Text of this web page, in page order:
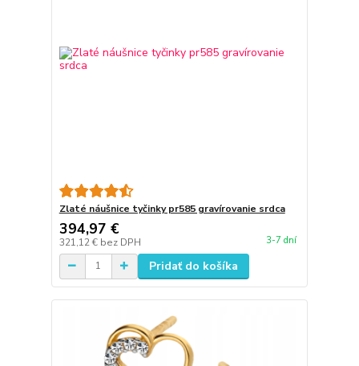
Zlaté náušnice tyčinky pr585 gravírovanie srdca
394,97 €
321,12 € bez DPH 3-7 dní
Pridať do košíka